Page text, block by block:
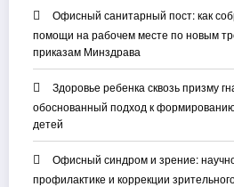
Офисный санитарный пост: как
помощи на рабочем месте по новым
приказам Минздрава
Здоровье ребенка сквозь призму
обоснованный подход к
детей
Офисный синдром и зрение:
профилактике и коррекции